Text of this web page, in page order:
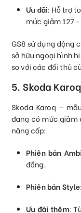
Ưu đãi: Hỗ trợ
mức giảm 127
GS8 sử dụng động
sở hữu ngoại hình
so với các đối thủ
5. Skoda Karoq
Skoda Karoq –
đang có mức giảm
nâng cấp:
Phiên bản
đồng.
Phiên bản Style
Ưu đãi thêm: